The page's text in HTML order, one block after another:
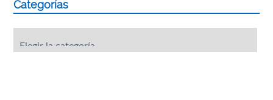
Categorías